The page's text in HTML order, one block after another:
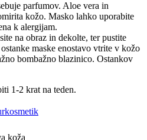
parfumov. Aloe vera in
kožo. Masko lahko uporabite
k alergijam.
na obraz in dekolte, ter pustite
maske enostavo vtrite v kožo
bombažno blazinico. Ostankov
1-2 krat na teden.
koža